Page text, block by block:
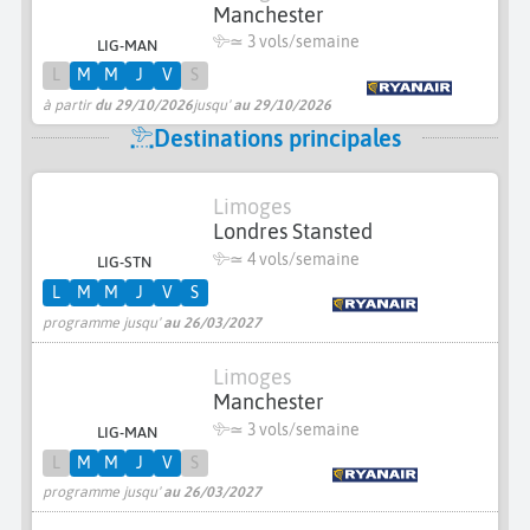
LIG-MAN
Manchester
≃ 3 vols/semaine
à partir du 29/10/2026jusqu'au 29/10/2026
L M M J V S
Destinations principales
LIG-STN
Limoges
Londres Stansted
≃ 4 vols/semaine
programme jusqu'au 26/03/2027
L M M J V S
LIG-MAN
Limoges
Manchester
≃ 3 vols/semaine
programme jusqu'au 26/03/2027
M M J V S